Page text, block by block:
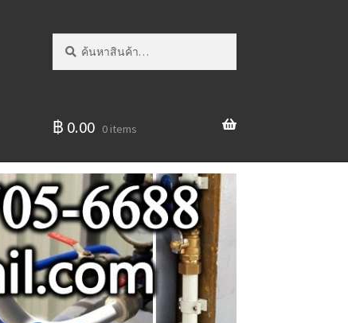
฿ 0.00 0 items